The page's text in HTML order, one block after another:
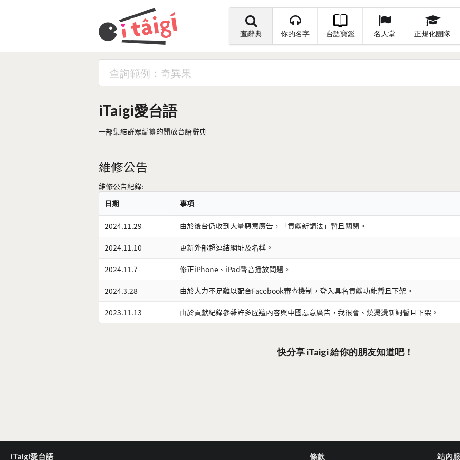
查辭典 你的名字 台語寶鑑 名人堂 正規化團隊
iTaigi愛台語
一部集結群眾編纂的開放台語辭典
維修公告
維修公告紀錄:
日期
事項
2024.11.29 由於後台仍收到大量惡意廣告，「貢獻新講法」暫且關閉。
2024.11.10 更新外部超連結網址及名稱。
2024.11.7 修正iPhone、iPad聲音播放問題。
2024.3.28 由於人力不足難以配合Facebook審查機制，登入具名貢獻功能暫且下架。
2023.11.13 由於貢獻紀錄參雜許多腥羶內容與中國惡意廣告，我很會、燒燙燙新詞暫且下架。
快分享 iTaigi 給你的朋友知道吧！
iTaigi愛台語 條款 站內